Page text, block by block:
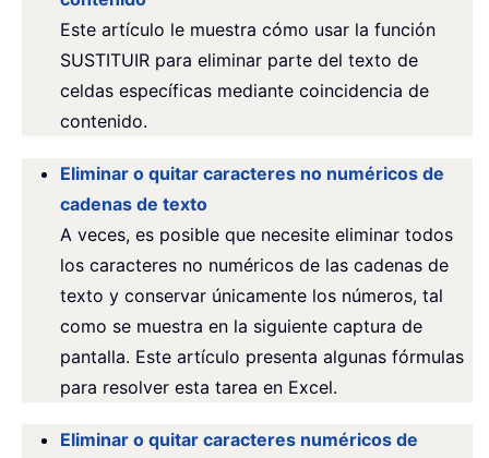
Este artículo le muestra cómo usar la función
SUSTITUIR para eliminar parte del texto de
celdas específicas mediante coincidencia de
contenido.
Eliminar o quitar caracteres no numéricos de
cadenas de texto
A veces, es posible que necesite eliminar todos
los caracteres no numéricos de las cadenas de
texto y conservar únicamente los números, tal
como se muestra en la siguiente captura de
pantalla. Este artículo presenta algunas fórmulas
para resolver esta tarea en Excel.
Eliminar o quitar caracteres numéricos de